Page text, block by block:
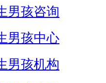
男孩咨询
男孩中心
男孩机构